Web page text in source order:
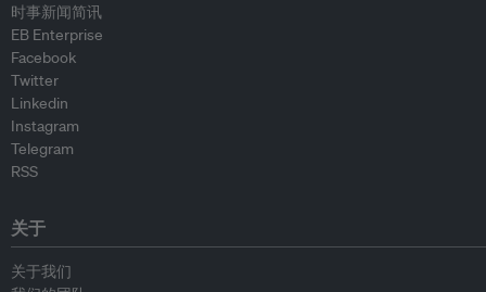
时事新闻简讯
EB Enterprise
Facebook
Twitter
Linkedin
Instagram
Telegram
RSS
关于
关于我们